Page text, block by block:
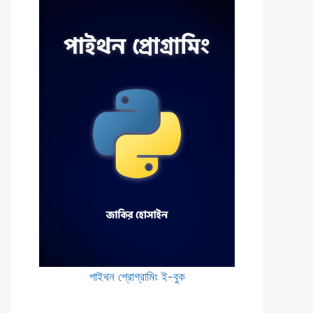
পাইথন প্রোগ্রামিং ই-বুক